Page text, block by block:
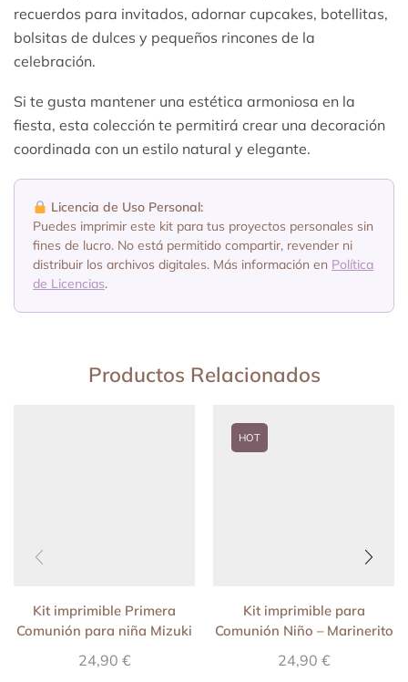
recuerdos para invitados, adornar cupcakes, botellitas,
bolsitas de dulces y pequeños rincones de la
celebración.
Si te gusta mantener una estética armoniosa en la
fiesta, esta colección te permitirá crear una decoración
coordinada con un estilo natural y elegante.
Licencia de Uso Personal:
Puedes imprimir este kit para tus proyectos personales sin
fines de lucro. No está permitido compartir, revender ni
distribuir los archivos digitales. Más información en Política
de Licencias.
Productos Relacionados
Kit imprimible Primera
Comunión para niña Mizuki
(Orange)
24,90 €
HOT
Kit imprimible para
Comunión Niño – Marinerito
24,90 €